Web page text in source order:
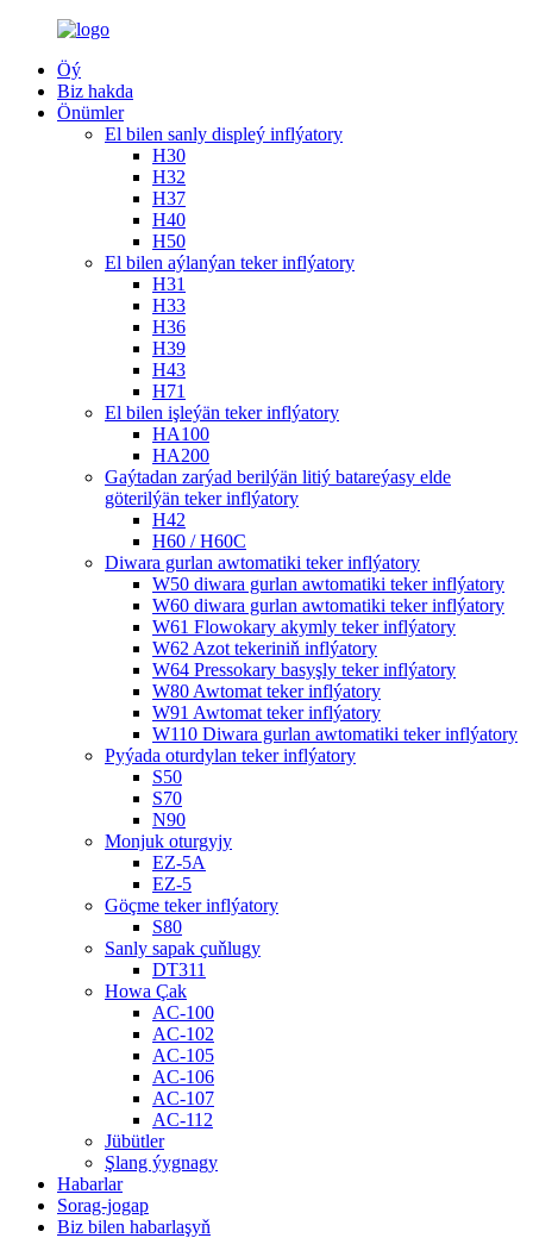
Öý
Biz hakda
Önümler
El bilen sanly displeý inflýatory
H30
H32
H37
H40
H50
El bilen aýlanýan teker inflýatory
H31
H33
H36
H39
H43
H71
El bilen işleýän teker inflýatory
HA100
HA200
Gaýtadan zarýad berilýän litiý batareýasy elde
göterilýän teker inflýatory
H42
H60 / H60C
Diwara gurlan awtomatiki teker inflýatory
W50 diwara gurlan awtomatiki teker inflýatory
W60 diwara gurlan awtomatiki teker inflýatory
W61 Flowokary akymly teker inflýatory
W62 Azot tekeriniň inflýatory
W64 Pressokary basyşly teker inflýatory
W80 Awtomat teker inflýatory
W91 Awtomat teker inflýatory
W110 Diwara gurlan awtomatiki teker inflýatory
Pyýada oturdylan teker inflýatory
S50
S70
N90
Monjuk oturgyjy
EZ-5A
EZ-5
Göçme teker inflýatory
S80
Sanly sapak çuňlugy
DT311
Howa Çak
AC-100
AC-102
AC-105
AC-106
AC-107
AC-112
Jübütler
Şlang ýygnagy
Habarlar
Sorag-jogap
Biz bilen habarlaşyň